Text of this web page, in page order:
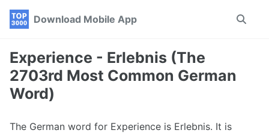
Skip
navigation
Skip
Skip
Download Mobile App
Toggle
Experience - Erlebnis (The
2703rd Most Common German
Word)
The German word for Experience is Erlebnis. It is